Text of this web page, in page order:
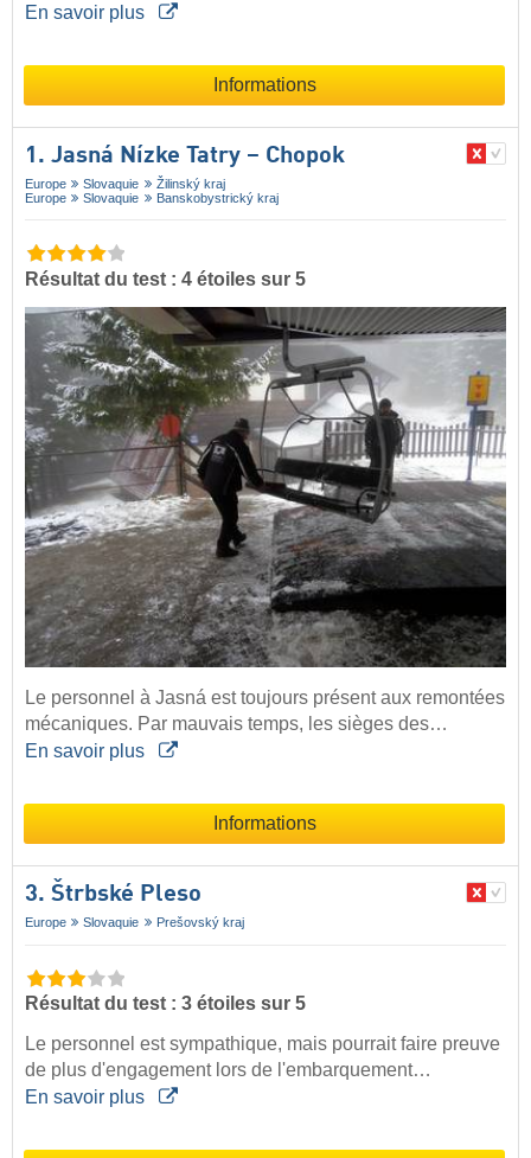
En savoir plus
Informations
1. Jasná Nízke Tatry – Chopok
Europe Slovaquie
Žilinský kraj
Europe
Slovaquie Banskobystrický kraj
Résultat du test : 4 étoiles sur 5
Le personnel à Jasná est toujours présent aux remontées
mécaniques. Par mauvais temps, les sièges des…
En savoir plus
Informations
3. Štrbské Pleso
Europe Slovaquie Prešovský kraj
Résultat du test : 3 étoiles sur 5
Le personnel est sympathique, mais pourrait faire preuve
de plus d'engagement lors de l'embarquement…
En savoir plus